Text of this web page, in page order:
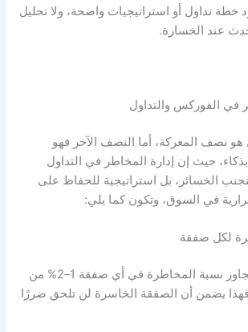
خطة تداول أو استراتيجيات واضحة، ولا تحليل
عند الخسارة.
في الفوركس والتداول
هو نصف المعركة، أما النصف الآخر فهو
حيث إن إدارة المخاطر في التداول
الخسائر، بل استراتيجية للحفاظ على
في السوق، وتكون كما يلي:
لكل صفقة
أفضل القواعد ألا تتجاوز نسبة المخاطرة في أي صفقة 1–2% من
يضمن أن الصفقة الخاسرة لن تلحق ضررًا